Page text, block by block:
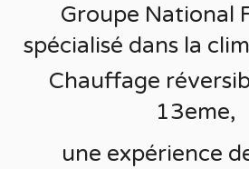
Groupe National
spécialisé dans la
Chauffage
13eme,
une expérience